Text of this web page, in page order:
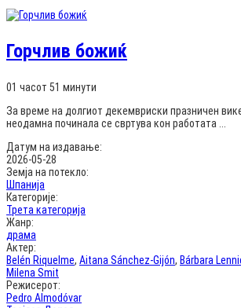
Горчлив божиќ
01 часот 51 минути
За време на долгиот декемвриски празничен
неодамна починала се свртува кон работата ...
Датум на издавање:
2026-05-28
Земја на потекло:
Шпанија
Категорије:
Трета категорија
Жанр:
драма
Актер:
Belén Riquelme, Aitana Sánchez-Gijón, Bárbara
Milena Smit
Режисерот:
Pedro Almodóvar